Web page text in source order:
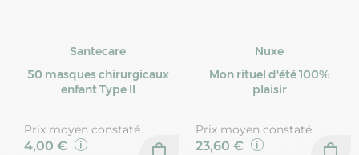
Santecare
50 masques chirurgicaux
enfant Type II
Prix moyen constaté
4,00 €
Nuxe
Mon rituel d'été 100%
plaisir
Prix moyen constaté
23,60 €